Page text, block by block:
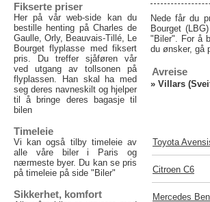
Nede får du
Bourget
"Biler". For å
du ønsker, gå
Avreise
» Villars
Toyota
Citroen C6
Mercedes
Fikserte priser
Her på vår web-side kan du
bestille henting på Charles de
Gaulle, Orly, Beauvais-Tillé, Le
Bourget flyplasse med fiksert
pris. Du treffer sjåføren vår
ved utgang av tollsonen på
flyplassen. Han skal ha med
seg deres navneskilt og hjelper
til å bringe deres bagasje til
bilen
Timeleie
Vi kan også tilby timeleie av
alle våre biler i Paris og
nærmeste byer. Du kan se pris
på timeleie på side "Biler"
Sikkerhet, komfort